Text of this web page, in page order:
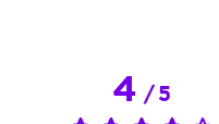
4/5